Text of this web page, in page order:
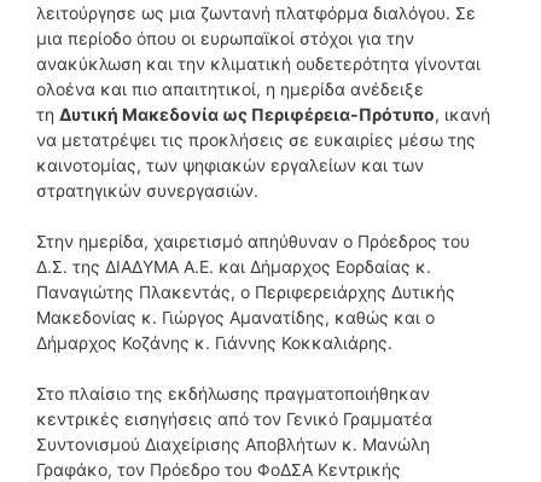
λειτούργησε ως μια ζωντανή πλατφόρμα διαλόγου. Σε
μια περίοδο όπου οι ευρωπαϊκοί στόχοι για την
ανακύκλωση και την κλιματική ουδετερότητα γίνονται
ολοένα και πιο απαιτητικοί, η ημερίδα ανέδειξε
τη Δυτική Μακεδονία ως Περιφέρεια-Πρότυπο, ικανή
να μετατρέψει τις προκλήσεις σε ευκαιρίες μέσω της
καινοτομίας, των ψηφιακών εργαλείων και των
στρατηγικών συνεργασιών.
Στην ημερίδα, χαιρετισμό απηύθυναν ο Πρόεδρος του
Δ.Σ. της ΔΙΑΔΥΜΑ Α.Ε. και Δήμαρχος Εορδαίας κ.
Παναγιώτης Πλακεντάς, ο Περιφερειάρχης Δυτικής
Μακεδονίας κ. Γιώργος Αμανατίδης, καθώς και ο
Δήμαρχος Κοζάνης κ. Γιάννης Κοκκαλιάρης.
Στο πλαίσιο της εκδήλωσης πραγματοποιήθηκαν
κεντρικές εισηγήσεις από τον Γενικό Γραμματέα
Συντονισμού Διαχείρισης Αποβλήτων κ. Μανώλη
Γραφάκο, τον Πρόεδρο του ΦοΔΣΑ Κεντρικής